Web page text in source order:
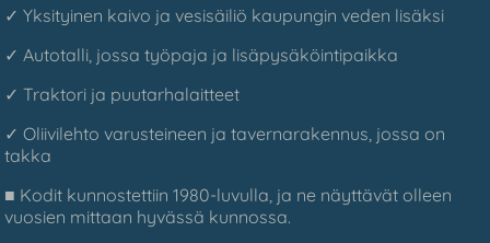
✓ Yksityinen kaivo ja vesisäiliö kaupungin veden lisäksi
✓ Autotalli, jossa työpaja ja lisäpysäköintipaikka
✓ Traktori ja puutarhalaitteet
✓ Oliivilehto varusteineen ja tavernarakennus, jossa on
takka
■ Kodit kunnostettiin 1980-luvulla, ja ne näyttävät olleen
vuosien mittaan hyvässä kunnossa.